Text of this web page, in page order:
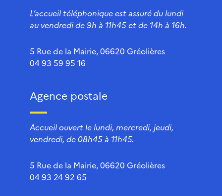
L’accueil téléphonique est assuré du lundi
au vendredi de 9h à 11h45 et de 14h à 16h.
5 Rue de la Mairie, 06620 Gréolières
04 93 59 95 16
Agence postale
Accueil ouvert le lundi, mercredi, jeudi,
vendredi, de 08h45 à 11h45.
5 Rue de la Mairie, 06620 Gréolières
04 93 24 92 65